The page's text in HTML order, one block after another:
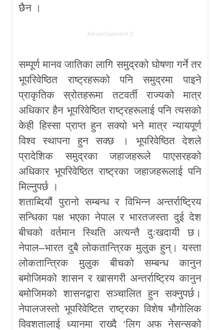
छैन ।
Advertisement 2
सम्पूर्ण मानव जातिका लागि समुद्रको घोषणा गर्ने तर
भूपरिवेष्ठित राष्ट्रहरूको पनि समुद्रमा पाइने
प्राकृतिक स्रोतहरूमा तटवर्ती राज्यको मात्र
अधिकार हैन भूपरिवेष्ठित राष्ट्रहरूलाई पनि त्यसको
केही हिस्सा प्राप्त हुन सक्यो भने मात्र न्यायपूर्ण
विश्व स्थापना हुन सक्छ । भूपरिवेष्ठित देशले
प्रादेशिक समुद्रका जहाजहरूले पाएसरहको
अधिकार भूपरिवेष्ठित राष्ट्रका जहाजहरूलाई पनि
मिल्नुपर्छ ।
शताब्दियौं पुरानो सम्बन्ध र विभिन्न अन्तर्राष्ट्रिय
सन्धिका पक्ष भएका नेपाल र भारतजस्ता दुई देश
बीचको वर्तमान स्थिति अत्यन्तै दुःखदायी छ।
नेपाल–भारत दुबै लोकतान्त्रिक मुलुक हुन्। यस्ता
लोकतान्त्रिक मुलुक बीचको सम्बन्ध कानुन
बमोजिमको शासन र खासगरी अन्तर्राष्ट्रिय कानुन
बमोजिमको शासनद्वारा सञ्चालित हुन सक्नुपर्छ।
नेपालजस्तो भूपरिवेष्टित राष्ट्रका विशेष भौगोलिक
विवशतालाई ध्यानमा राख्दै ‘लिग अफ नेसन्सको